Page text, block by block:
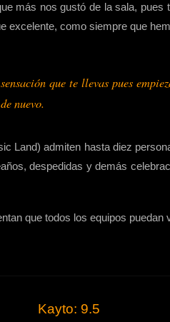
más nos gustó de la sala,
excelente, como siempre que
que te llevas pues
nuevo.
Land) admiten hasta diez
despedidas y demás
que todos los equipos
Kayto: 9.5